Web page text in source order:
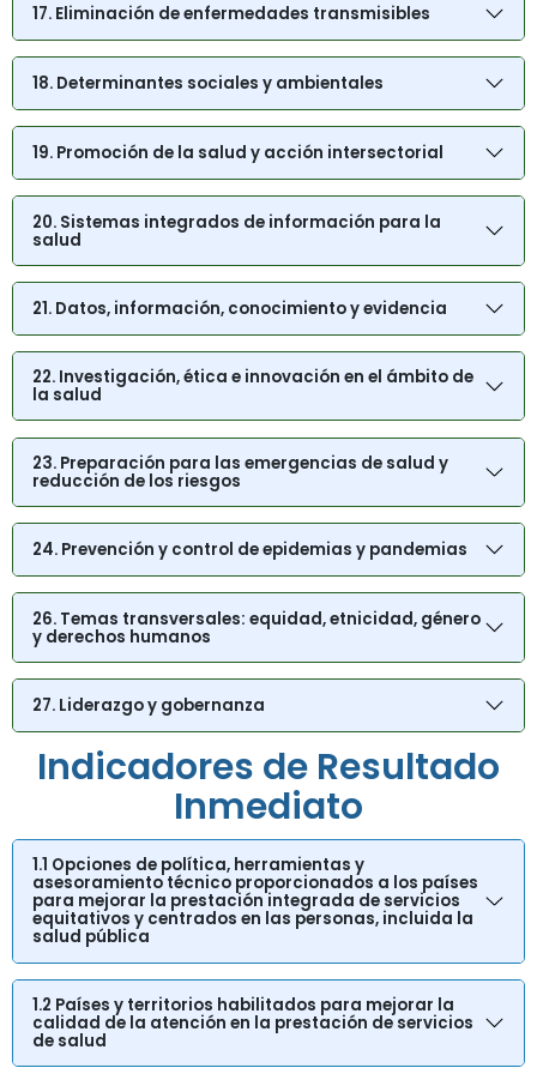
17. Eliminación de enfermedades transmisibles
18. Determinantes sociales y ambientales
19. Promoción de la salud y acción intersectorial
20. Sistemas integrados de información para la
salud
21. Datos, información, conocimiento y evidencia
22. Investigación, ética e innovación en el ámbito de
la salud
23. Preparación para las emergencias de salud y
reducción de los riesgos
24. Prevención y control de epidemias y pandemias
26. Temas transversales: equidad, etnicidad, género
y derechos humanos
27. Liderazgo y gobernanza
Indicadores de Resultado
Inmediato
1.1 Opciones de política, herramientas y
asesoramiento técnico proporcionados a los países
para mejorar la prestación integrada de servicios
equitativos y centrados en las personas, incluida la
salud pública
1.2 Países y territorios habilitados para mejorar la
calidad de la atención en la prestación de servicios
de salud